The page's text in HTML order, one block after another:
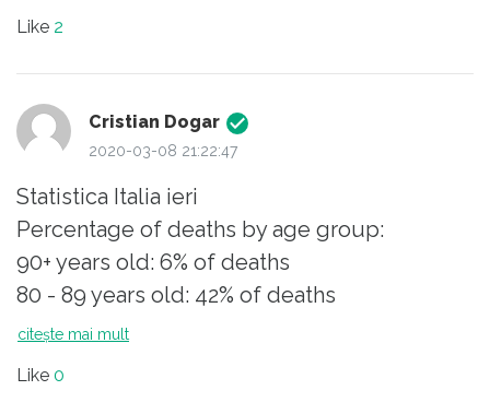
Like 2
Cristian Dogar
2020-03-08 21:22:47
Statistica Italia ieri
Percentage of deaths by age group:
90+ years old: 6% of deaths
80 - 89 years old: 42% of deaths
70 - 79 years old: 35% of deaths
citește mai mult
Like 0